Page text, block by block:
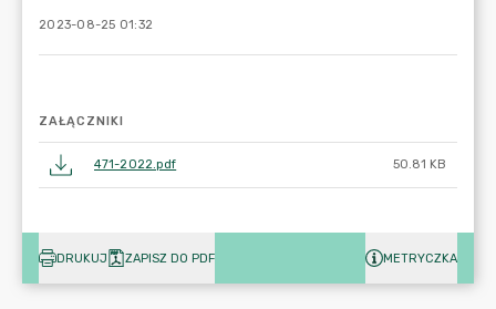
2023-08-25 01:32
ZAŁĄCZNIKI
471-2022.pdf 50.81 KB
DRUKUJ ZAPISZ DO PDF METRYCZKA